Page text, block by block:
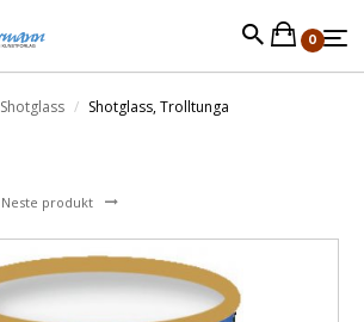
0
Shotglass Shotglass, Trolltunga
Neste produkt